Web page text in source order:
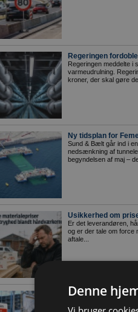
Regeringen
Regeringen meddelte i
varmeudrulning.
kroner, der skal gøre
Ny tidsplan for
Sund & Bælt går ind i
nedsænkning af
begyndelsen af maj –
Usikkerhed om
Er det leverandøren,
og er der tale om force
aftale...
Entreprenøren
Denne